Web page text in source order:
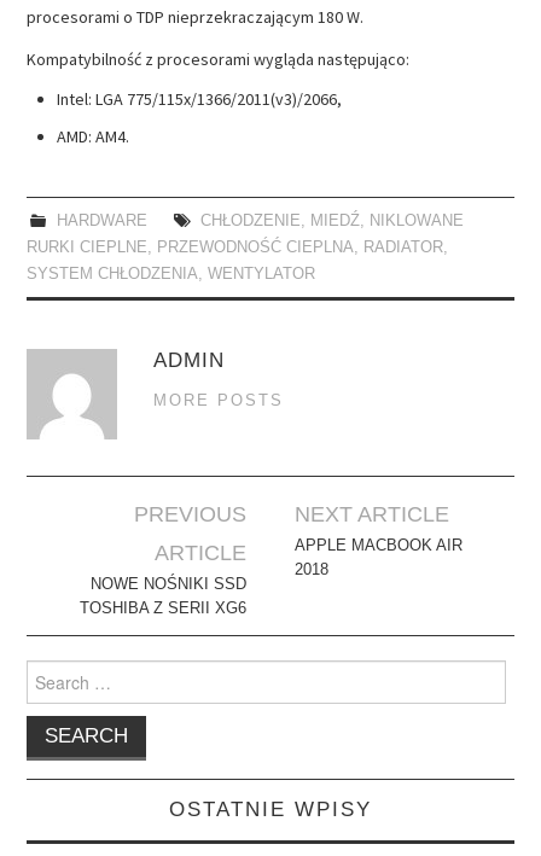
procesorami o TDP nieprzekraczającym 180 W.
Kompatybilność z procesorami wygląda następująco:
Intel: LGA 775/115x/1366/2011(v3)/2066,
AMD: AM4.
HARDWARE CHŁODZENIE, MIEDŹ, NIKLOWANE
RURKI CIEPLNE, PRZEWODNOŚĆ CIEPLNA, RADIATOR,
SYSTEM CHŁODZENIA,WENTYLATOR
ADMIN
MORE POSTS
navigation
PREVIOUS
ARTICLE
NOWE NOŚNIKI SSD
TOSHIBA Z SERII XG6
NEXT ARTICLE
APPLE MACBOOK AIR
2018
Search
for:
OSTATNIE WPISY